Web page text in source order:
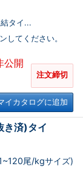
タイ...
してください。
公開
注文締切
イカタログに追加
き済)タイ
尾/kgサイズ)